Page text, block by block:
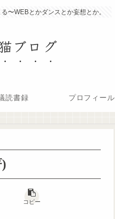
〜WEBとかダンスとか妄想とか。
ブログ
読書録 プロフィール
コピー